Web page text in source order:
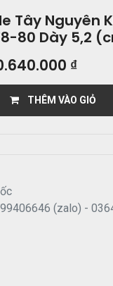
Tây Nguyên
80 Dày 5,2
₫
THÊM VÀO GIỎ
(zalo) -